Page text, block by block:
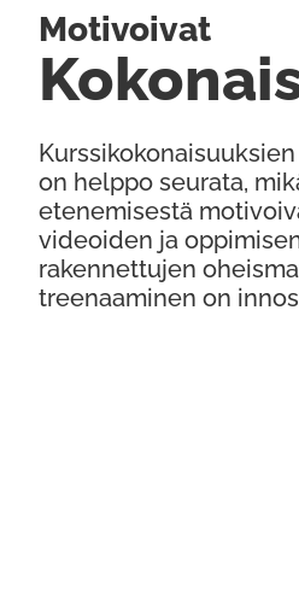
on helppo seurata,
etenemisestä
videoiden ja
rakennettujen
treenaaminen on
Motivoivat